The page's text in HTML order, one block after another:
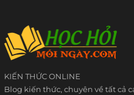
KIẾN THỨC ONLINE
Blog kiến thức, chuyên về tất cả